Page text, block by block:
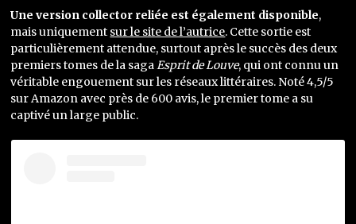
Une version collector reliée est également disponible,
mais uniquement sur le site de l’autrice. Cette sortie est
particulièrement attendue, surtout après le succès des deux
premiers tomes de la sagaEsprit de Louve, qui ont connu un
véritable engouement sur les réseaux littéraires. Noté 4,5/5
sur Amazon avec près de 600 avis, le premier tome a su
captivé un large public.